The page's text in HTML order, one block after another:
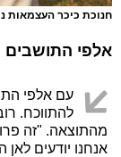
חנוכת כיכר העצמאות
אלפי התושבים
עם אלפי
להתווכח.
מהתוצאה. "זה
אנחנו יודעים